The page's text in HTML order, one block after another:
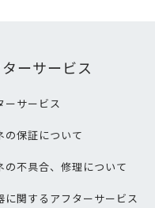
ーサービス
ーサービス
の保証について
の不具合、修理について
に関するアフターサービス